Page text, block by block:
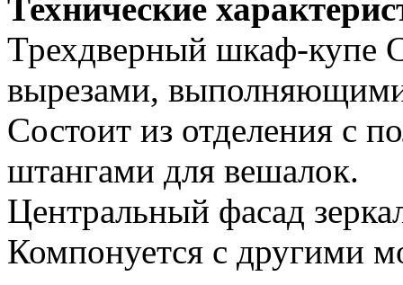
Технические
Трехдверный шкаф-купе
вырезами,
Состоит из отделения с
штангами для вешалок.
Центральный фасад
Компонуется с другими